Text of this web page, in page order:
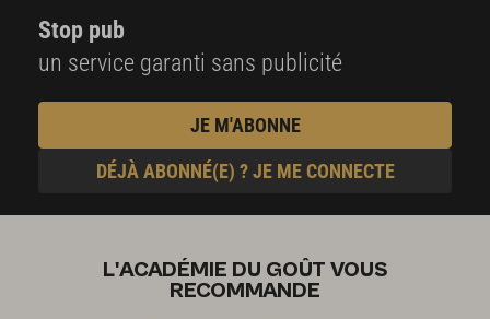
Stop pub
un service garanti sans publicité
JE M'ABONNE
DÉJÀ ABONNÉ(E) ? JE ME CONNECTE
L'ACADÉMIE DU GOÛT VOUS
RECOMMANDE